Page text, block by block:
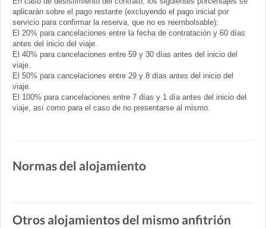
aplicarán sobre el pago restante (excluyendo el pago inicial por
servicio para confirmar la reserva, que no es reembolsable):
El 20% para cancelaciones entre la fecha de contratación y 60 días
antes del inicio del viaje.
El 40% para cancelaciones entre 59 y 30 días antes del inicio del
viaje.
El 50% para cancelaciones entre 29 y 8 días antes del inicio del
viaje.
El 100% para cancelaciones entre 7 días y 1 día antes del inicio del
viaje, así como para el caso de no presentarse al mismo.
Normas del alojamiento
Otros alojamientos del mismo anfitrión